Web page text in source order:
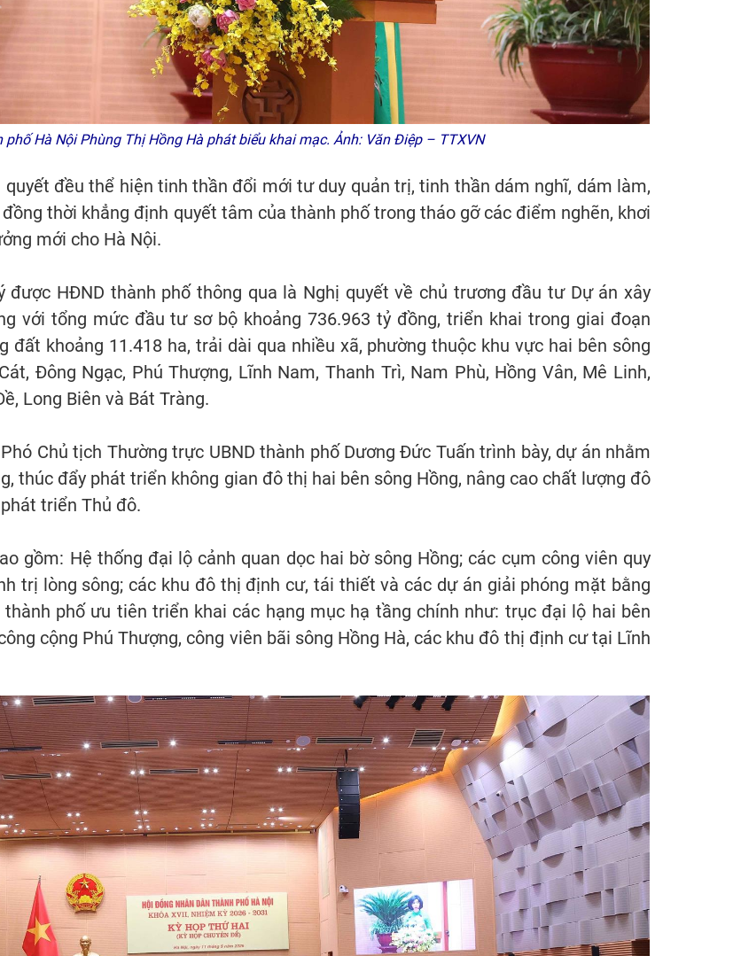
phố Hà Nội Phùng Thị Hồng Hà phát biểu khai mạc. Ảnh: Văn Điệp – TTXVN
đều thể hiện tinh thần đổi mới tư duy quản trị, tinh thần dám nghĩ, dám làm,
thời khẳng định quyết tâm của thành phố trong tháo gỡ các điểm nghẽn, khơi
mới cho Hà Nội.
được HĐND thành phố thông qua là Nghị quyết về chủ trương đầu tư Dự án xây
với tổng mức đầu tư sơ bộ khoảng 736.963 tỷ đồng, triển khai trong giai đoạn
đất khoảng 11.418 ha, trải dài qua nhiều xã, phường thuộc khu vực hai bên sông
Đông Ngạc, Phú Thượng, Lĩnh Nam, Thanh Trì, Nam Phù, Hồng Vân, Mê Linh,
Long Biên và Bát Tràng.
Chủ tịch Thường trực UBND thành phố Dương Đức Tuấn trình bày, dự án nhằm
thúc đẩy phát triển không gian đô thị hai bên sông Hồng, nâng cao chất lượng đô
triển Thủ đô.
gồm: Hệ thống đại lộ cảnh quan dọc hai bờ sông Hồng; các cụm công viên quy
trị lòng sông; các khu đô thị định cư, tái thiết và các dự án giải phóng mặt bằng
phố ưu tiên triển khai các hạng mục hạ tầng chính như: trục đại lộ hai bên
cộng Phú Thượng, công viên bãi sông Hồng Hà, các khu đô thị định cư tại Lĩnh